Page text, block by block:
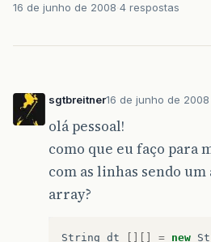
16 de junho de 2008 4 respostas
sgtbreitner16 de junho de 2008
olá pessoal!
como que eu faço para
com as linhas sendo
array?
String dt = new